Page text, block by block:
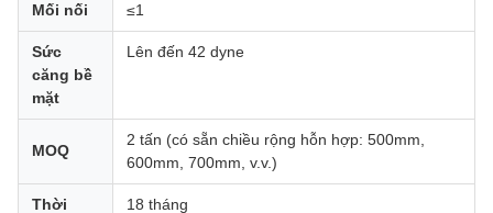
Mối nối ≤1
Sức
căng bề
mặt
Lên đến 42 dyne
MOQ
2 tấn (có sẵn chiều rộng hỗn hợp: 500mm,
600mm, 700mm, v.v.)
Thời 18 tháng